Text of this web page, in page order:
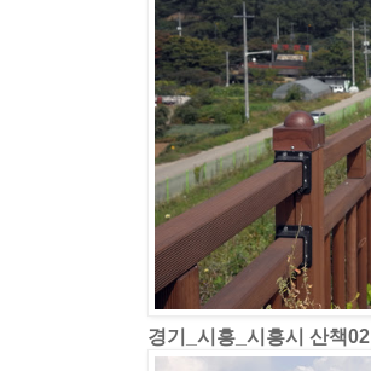
경기_시흥_시흥시 산책02